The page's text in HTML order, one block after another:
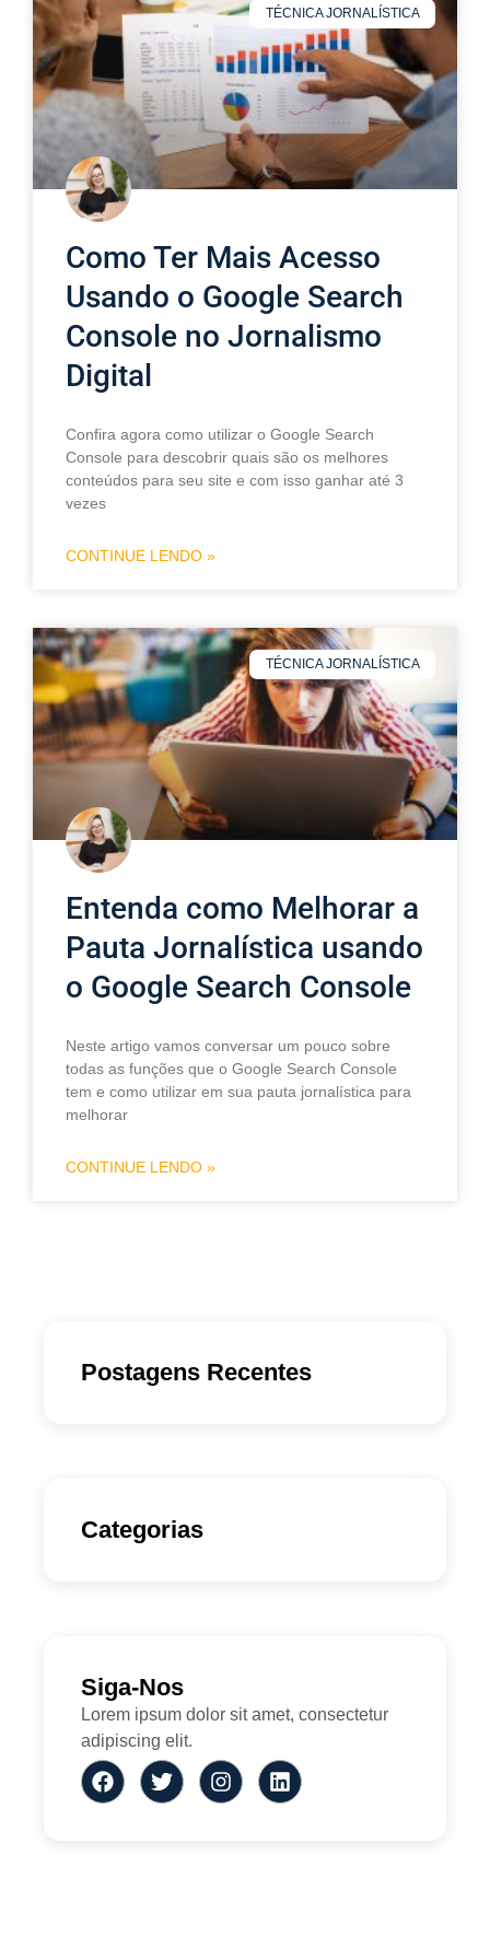
TÉCNICA JORNALÍSTICA
Como Ter Mais Acesso
Usando o Google Search
Console no Jornalismo
Digital
Confira agora como utilizar o Google Search
Console para descobrir quais são os melhores
conteúdos para seu site e com isso ganhar até 3
vezes
CONTINUE LENDO »
TÉCNICA JORNALÍSTICA
Entenda como Melhorar a
Pauta Jornalística usando
o Google Search Console
Neste artigo vamos conversar um pouco sobre
todas as funções que o Google Search Console
tem e como utilizar em sua pauta jornalística para
melhorar
CONTINUE LENDO »
Postagens Recentes
Categorias
Siga-Nos
Lorem ipsum dolor sit amet, consectetur
adipiscing elit.